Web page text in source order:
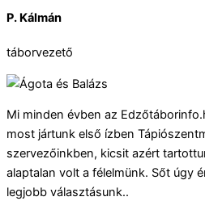
P. Kálmán
táborvezető
Mi minden évben az
most jártunk első ízben
szervezőinkben, kicsit azért
alaptalan volt a félelmünk. Sőt úgy
legjobb választásunk..